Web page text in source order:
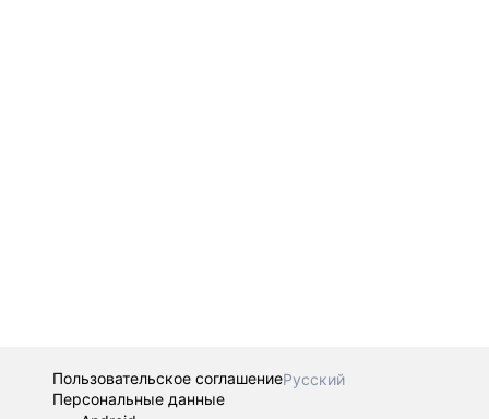
Пользовательское соглашениеРусский
Персональные данные